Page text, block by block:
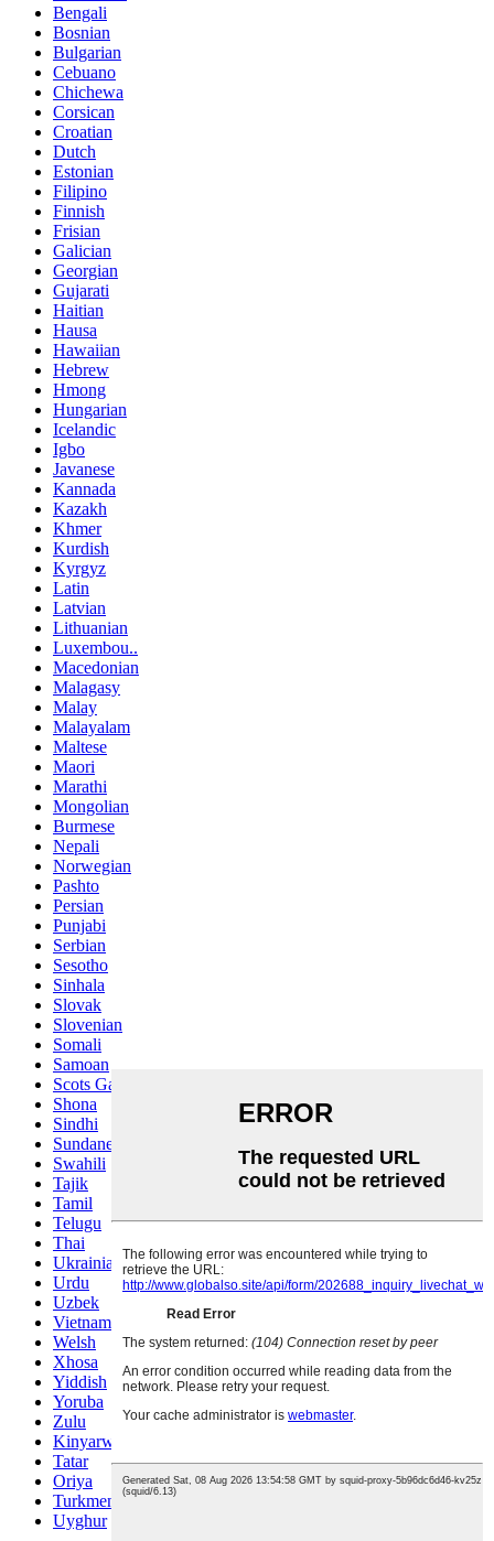
Bengali
Bosnian
Bulgarian
Cebuano
Chichewa
Corsican
Croatian
Dutch
Estonian
Filipino
Finnish
Frisian
Galician
Georgian
Gujarati
Haitian
Hausa
Hawaiian
Hebrew
Hmong
Hungarian
Icelandic
Igbo
Javanese
Kannada
Kazakh
Khmer
Kurdish
Kyrgyz
Latin
Latvian
Lithuanian
Luxembou..
Macedonian
Malagasy
Malay
Malayalam
Maltese
Maori
Marathi
Mongolian
Burmese
Nepali
Norwegian
Pashto
Persian
Punjabi
Serbian
Sesotho
Sinhala
Slovak
Slovenian
Somali
Samoan
Scots Gaelic
Shona
Sindhi
Sundanese
Swahili
Tajik
Tamil
Telugu
Thai
Ukrainian
Urdu
Uzbek
Vietnamese
Welsh
Xhosa
Yiddish
Yoruba
Zulu
Kinyarwanda
Tatar
Oriya
Turkmen
Uyghur